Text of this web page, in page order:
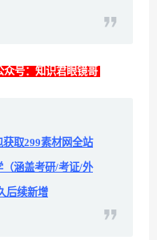
号：知识君眼镜哥
取299素材网全站
涵盖考研/考证/外
后续新增